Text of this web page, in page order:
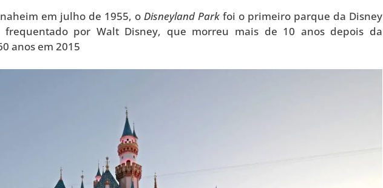
em julho de 1955, o Disneyland Park foi o primeiro parque da Disney
por Walt Disney, que morreu mais de 10 anos depois da
anos em 2015